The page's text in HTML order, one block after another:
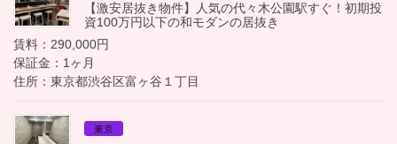
【激安居抜き物件】人気の代々木公園駅すぐ！初期投
資100万円以下の和モダンの居抜き
賃料：290,000円
保証金：1ヶ月
住所：東京都渋谷区富ヶ谷１丁目
東京